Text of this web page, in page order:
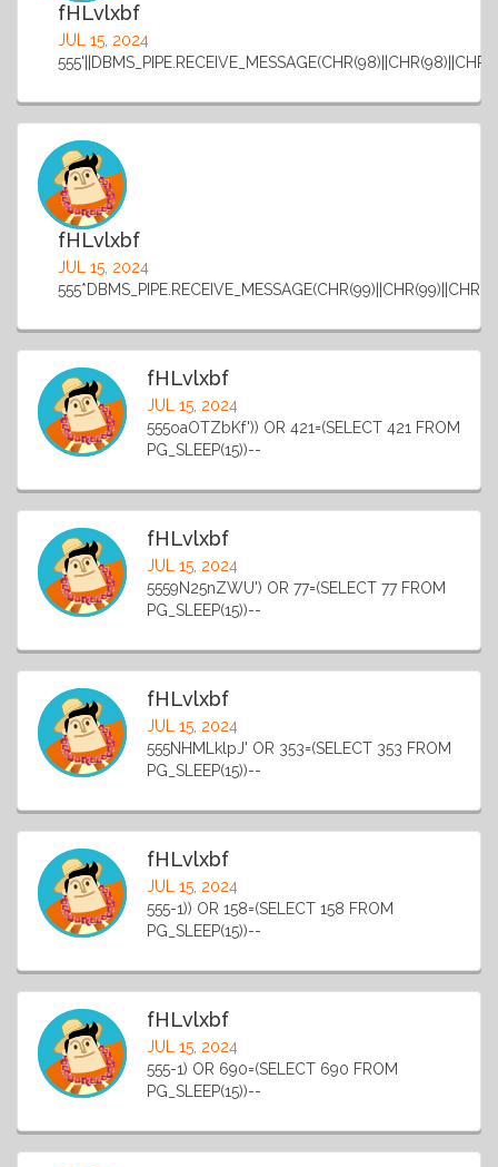
fHLvlxbf
JUL 15, 2024
fHLvlxbf
JUL 15, 2024
fHLvlxbf
JUL 15, 2024
555oaOTZbKf')) OR 421=(SELECT 421 FROM
PG_SLEEP(15))--
fHLvlxbf
JUL 15, 2024
5559N25nZWU') OR 77=(SELECT 77 FROM
PG_SLEEP(15))--
fHLvlxbf
JUL 15, 2024
555NHMLklpJ' OR 353=(SELECT 353 FROM
PG_SLEEP(15))--
fHLvlxbf
JUL 15, 2024
555-1)) OR 158=(SELECT 158 FROM
PG_SLEEP(15))--
fHLvlxbf
JUL 15, 2024
555-1) OR 690=(SELECT 690 FROM
PG_SLEEP(15))--